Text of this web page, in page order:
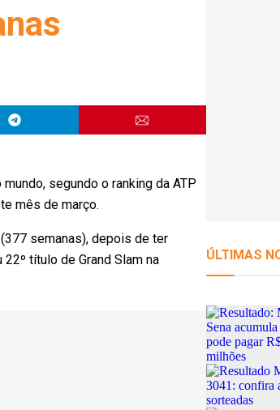
segundo o ranking da ATP
mês de março.
semanas), depois de ter
título de Grand Slam na